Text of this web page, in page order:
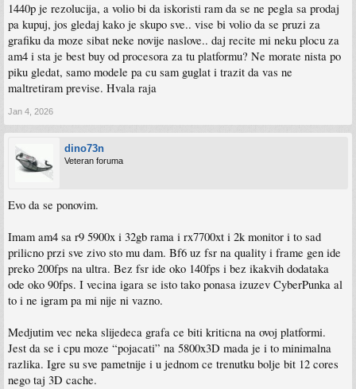
1440p je rezolucija, a volio bi da iskoristi ram da se ne pegla sa prodaj
pa kupuj, jos gledaj kako je skupo sve.. vise bi volio da se pruzi za
grafiku da moze sibat neke novije naslove.. daj recite mi neku plocu za
am4 i sta je best buy od procesora za tu platformu? Ne morate nista po
piku gledat, samo modele pa cu sam guglat i trazit da vas ne
maltretiram previse. Hvala raja
Jan 4, 2026
dino73n
Veteran foruma
Evo da se ponovim.
Imam am4 sa r9 5900x i 32gb rama i rx7700xt i 2k monitor i to sad
prilicno przi sve zivo sto mu dam. Bf6 uz fsr na quality i frame gen ide
preko 200fps na ultra. Bez fsr ide oko 140fps i bez ikakvih dodataka
ode oko 90fps. I vecina igara se isto tako ponasa izuzev CyberPunka al
to i ne igram pa mi nije ni vazno.
Medjutim vec neka slijedeca grafa ce biti kriticna na ovoj platformi.
Jest da se i cpu moze “pojacati” na 5800x3D mada je i to minimalna
razlika. Igre su sve pametnije i u jednom ce trenutku bolje bit 12 cores
nego taj 3D cache.